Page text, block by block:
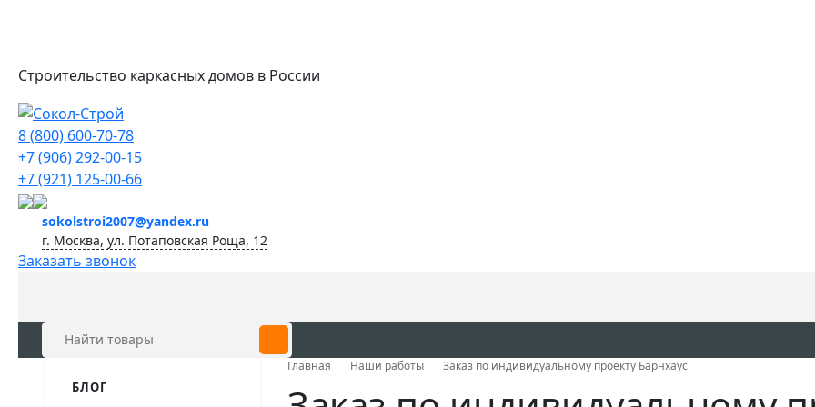
Строительство каркасных домов в России
8 (800) 600-70-78
+7 (906) 292-00-15
+7 (921) 125-00-66
sokolstroi2007@yandex.ru
г. Москва, ул. Потаповская Роща, 12
Заказать звонок
Главная Наши работы Заказ по индивидуальному проекту Барнхаус
БЛОГ